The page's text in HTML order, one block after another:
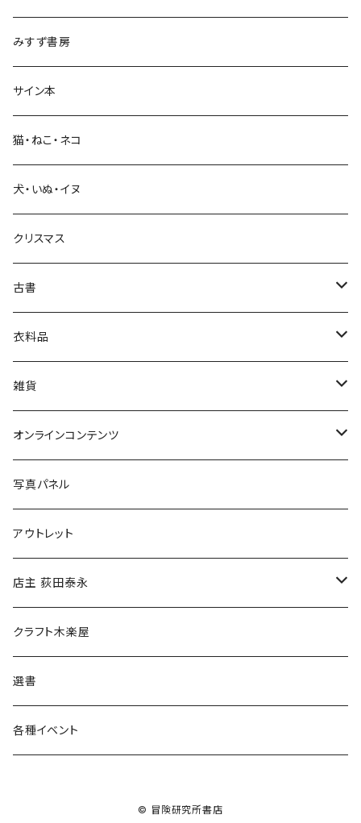
生活・暮らし
芸術・絵画・写真
絵本・児童書
娯楽・エンターテインメント
みすず書房
サイン本
猫・ねこ・ネコ
犬・いぬ・イヌ
クリスマス
古書
古書セット
美術
衣料品
POLEWARDS
Tシャツ
雑貨
バッグ
ブックカバー
マグカップ
傘
食料品
その他
オンラインコンテンツ
冒険クロストーク
写真パネル
アウトレット
店主 荻田泰永
書籍
ウェア
クラフト木楽屋
選書
各種イベント
© 冒険研究所書店